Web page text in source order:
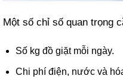
Một số chỉ số quan trọng
Số kg đồ giặt mỗi ngày.
Chi phí điện, nước và